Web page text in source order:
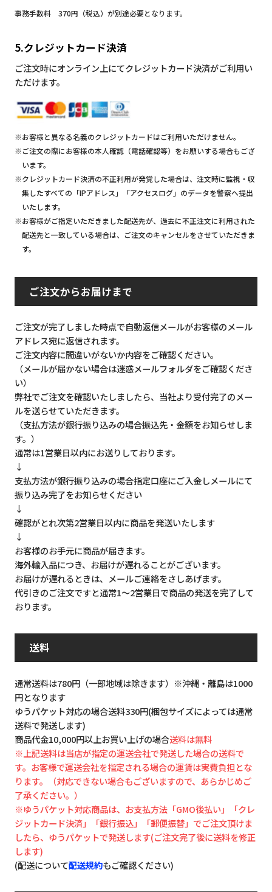
事務手数料 370円（税込）が別途必要となります。
5.クレジットカード決済
ご注文時にオンライン上にてクレジットカード決済がご利用い
ただけます。
※お客様と異なる名義のクレジットカードはご利用いただけません。
※ご注文の際にお客様の本人確認（電話確認等）をお願いする場合もござ
います。
※クレジットカード決済の不正利用が発覚した場合は、注文時に監視・収
集したすべての「IPアドレス」「アクセスログ」のデータを警察へ提出
いたします。
※お客様がご指定いただきました配送先が、過去に不正注文に利用された
配送先と一致している場合は、ご注文のキャンセルをさせていただきま
す。
ご注文からお届けまで
ご注文が完了しました時点で自動返信メールがお客様のメール
アドレス宛に返信されます。
ご注文内容に間違いがないか内容をご確認ください。
（メールが届かない場合は迷惑メールフォルダをご確認くださ
い）
弊社でご注文を確認いたしましたら、当社より受付完了のメー
ルを送らせていただきます。
（支払方法が銀行振り込みの場合振込先・金額をお知らせしま
す。）
通常は1営業日以内にお送りしております。
↓
支払方法が銀行振り込みの場合指定口座にご入金しメールにて
振り込み完了をお知らせください
↓
確認がとれ次第2営業日以内に商品を発送いたします
↓
お客様のお手元に商品が届きます。
海外輸入品につき、お届けが遅れることがございます。
お届けが遅れるときは、メールご連絡をさしあげます。
代引きのご注文ですと通常1～2営業日で商品の発送を完了して
おります。
送料
通常送料は780円（一部地域は除きます）※沖縄・離島は1000
円となります
ゆうパケット対応の場合送料330円(梱包サイズによっては通常
送料で発送します)
商品代金10,000円以上お買い上げの場合送料は無料
※上記送料は当店が指定の運送会社で発送した場合の送料で
す。お客様で運送会社を指定される場合の運賃は実費負担とな
ります。（対応できない場合もございますので、あらかじめご
了承ください。）
※ゆうパケット対応商品は、お支払方法「GMO後払い」「クレ
ジットカード決済」「銀行振込」「郵便振替」でご注文頂けま
したら、ゆうパケットで発送します(ご注文完了後に送料を修正
します)
(配送について配送規約もご確認ください)